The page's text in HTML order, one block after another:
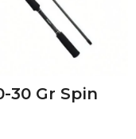
30 Gr Spin